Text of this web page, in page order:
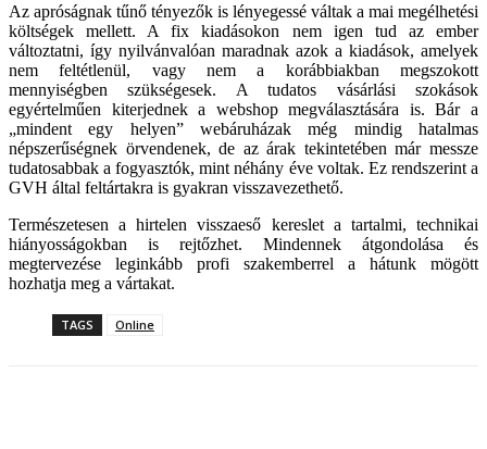
Az apróságnak tűnő tényezők is lényegessé váltak a mai megélhetési
költségek mellett. A fix kiadásokon nem igen tud az ember
változtatni, így nyilvánvalóan maradnak azok a kiadások, amelyek
nem feltétlenül, vagy nem a korábbiakban megszokott
mennyiségben szükségesek. A tudatos vásárlási szokások
egyértelműen kiterjednek a webshop megválasztására is. Bár a
„mindent egy helyen” webáruházak még mindig hatalmas
népszerűségnek örvendenek, de az árak tekintetében már messze
tudatosabbak a fogyasztók, mint néhány éve voltak. Ez rendszerint a
GVH által feltártakra is gyakran visszavezethető.
Természetesen a hirtelen visszaeső kereslet a tartalmi, technikai
hiányosságokban is rejtőzhet. Mindennek átgondolása és
megtervezése leginkább profi szakemberrel a hátunk mögött
hozhatja meg a vártakat.
TAGS Online